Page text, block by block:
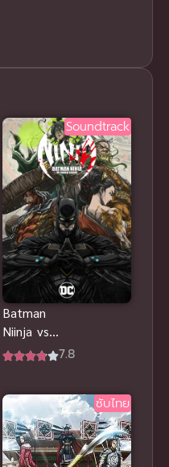
Soundtrack
Batman
Niinja vs
Yakuza
แมน นินจา
ปะทะ ยากูซ่า
7.8
ซับไทย